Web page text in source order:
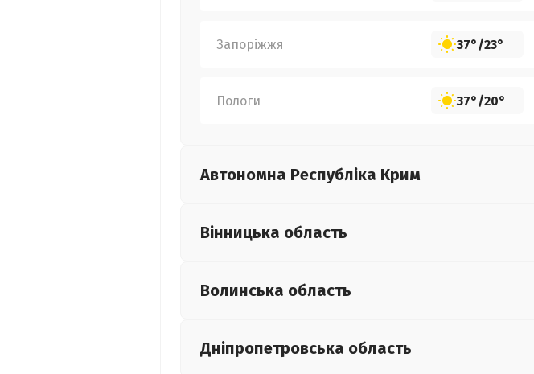
Запоріжжя 37°/23°
Пологи 37°/20°
Автономна Республіка Крим
Вінницька область
Волинська область
Дніпропетровська область